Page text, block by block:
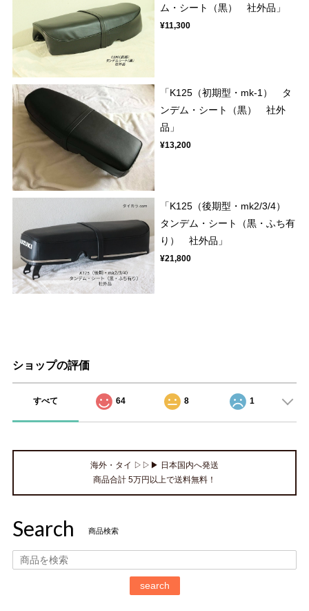
ム・シート（黒） 社外品」
¥11,300
「K125（初期型・mk-1） タ
ンデム・シート（黒） 社外
品」
¥13,200
「K125（後期型・mk2/3/4）
タンデム・シート（黒・ふち有
り） 社外品」
¥21,800
ショップの評価
すべて 64 8 1
海外・タイ ▷▷▶ 日本国内へ発送
商品合計 5万円以上で送料無料！
Search 商品検索
search